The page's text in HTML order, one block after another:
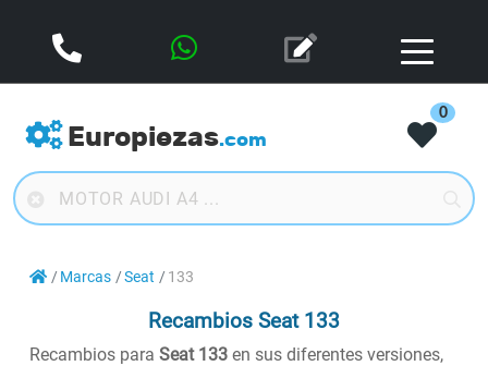
Europiezas.com
0
Marcas Seat 133
Recambios Seat 133
Recambios para Seat 133 en sus diferentes versiones,